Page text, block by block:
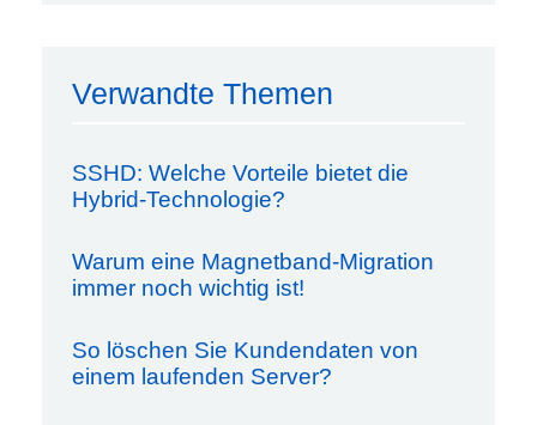
Verwandte Themen
SSHD: Welche Vorteile bietet die
Hybrid-Technologie?
Warum eine Magnetband-Migration
immer noch wichtig ist!
So löschen Sie Kundendaten von
einem laufenden Server?